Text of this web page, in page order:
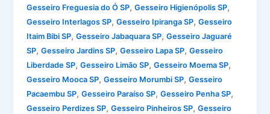
Gesseiro Freguesia do Ó SP,Gesseiro Higienópolis SP,
Gesseiro Interlagos SP,Gesseiro Ipiranga SP,Gesseiro
Itaim Bibi SP,Gesseiro Jabaquara SP,Gesseiro Jaguaré
SP,Gesseiro Jardins SP,Gesseiro Lapa SP,Gesseiro
Liberdade SP,Gesseiro Limão SP,Gesseiro Moema SP,
Gesseiro Mooca SP,Gesseiro Morumbi SP,Gesseiro
Pacaembu SP,Gesseiro Paraíso SP,Gesseiro Penha SP,
Gesseiro Perdizes SP,Gesseiro Pinheiros SP,Gesseiro